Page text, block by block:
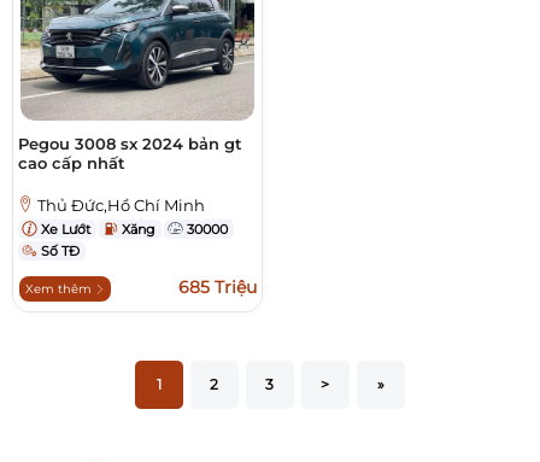
Pegou 3008 sx 2024 bản gt
cao cấp nhất
Thủ Đức,Hồ Chí Minh
Xe Lướt Xăng
30000
Số TĐ
Xem thêm 685 Triệu
1 2 3 > »